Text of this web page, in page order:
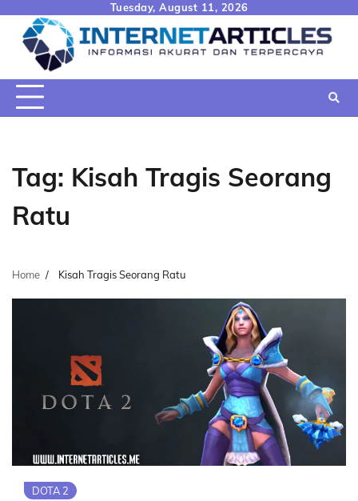
content
Tuesday, August 11, 2026
Tag: Kisah Tragis Seorang
Ratu
Home Kisah Tragis Seorang Ratu
DOTA 2